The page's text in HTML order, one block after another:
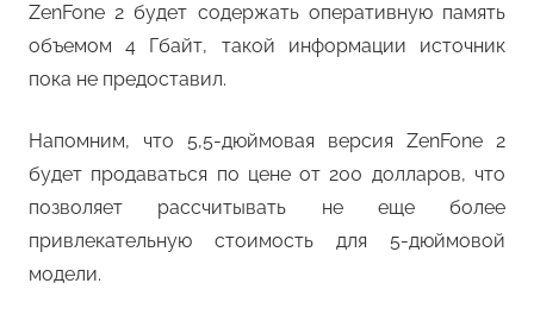
ZenFone 2 будет содержать оперативную память
объемом 4 Гбайт, такой информации источник
пока не предоставил.
Напомним, что 5,5-дюймовая версия ZenFone 2
будет продаваться по цене от 200 долларов, что
позволяет рассчитывать не еще более
привлекательную стоимость для 5-дюймовой
модели.